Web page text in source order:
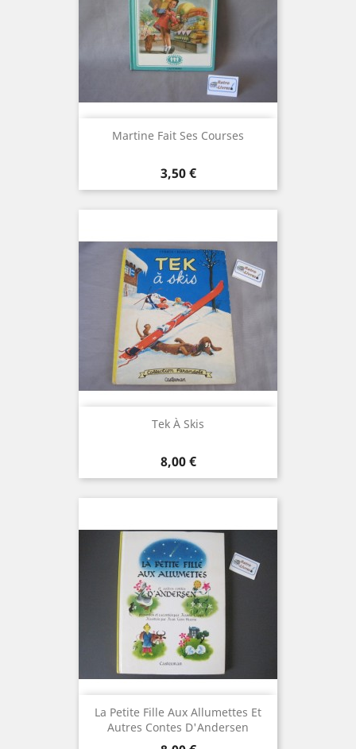
Martine Fait Ses Courses
Prix
3,50 €
Tek À Skis
Prix
8,00 €
La Petite Fille Aux Allumettes Et
Autres Contes D'Andersen